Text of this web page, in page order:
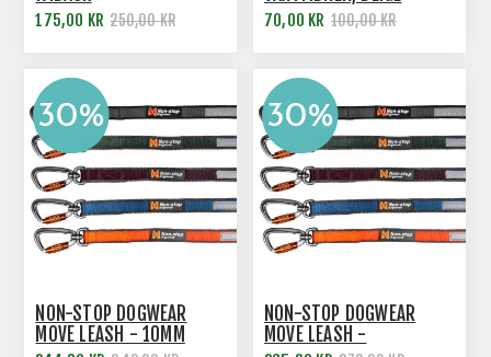
175,00 KR 250,00 KR 70,00 KR 100,00 KR
NON-STOP DOGWEAR
MOVE LEASH - 10MM
NON-STOP DOGWEAR
MOVE LEASH -